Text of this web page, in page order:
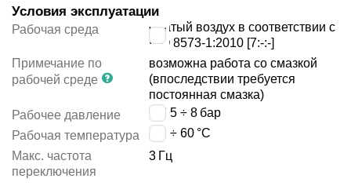
Условия эксплуатации
Рабочая среда
сжатый воздух в соответствии с
ISO 8573-1:2010 [7:-:-]
Примечание по
рабочей среде
возможна работа со смазкой
(впоследствии требуется
постоянная смазка)
Рабочее давление
-0.95 ÷ 8 бар
Рабочая температура
-10 ÷ 60 °C
Макс. частота
переключения
3 Гц